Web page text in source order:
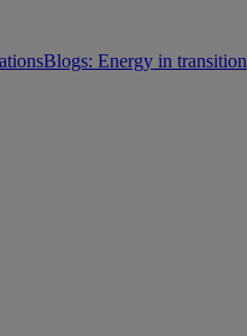
Blogs: Energy in transition